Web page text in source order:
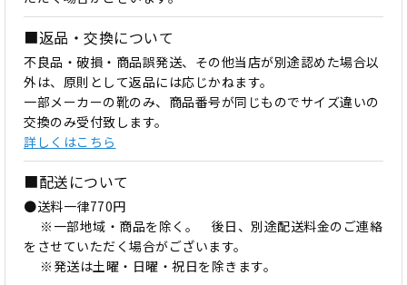
■返品・交換について
不良品・破損・商品誤発送、その他当店が別途認めた場合以
外は、原則として返品には応じかねます。
一部メーカーの靴のみ、商品番号が同じものでサイズ違いの
交換のみ受付致します。
詳しくはこちら
■配送について
●送料一律770円
※一部地域・商品を除く。 後日、別途配送料金のご連絡
をさせていただく場合がございます。
※発送は土曜・日曜・祝日を除きます。